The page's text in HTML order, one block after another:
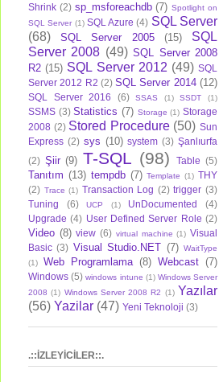
Shrink (2) sp_msforeachdb (7) Spotlight on
SQL Server (1) SQL Azure (4) SQL Server
(68)
SQL Server 2005 (15)
SQL
Server 2008 (49) SQL Server 2008
R2 (15) SQL Server 2012 (49) SQL
Server 2012 R2 (2) SQL Server 2014 (12)
SQL Server 2016 (6) SSAS (1) SSDT (1)
SSMS (3) Statistics (7) Storage (1) Storage
2008 (2) Stored Procedure (50) Sun
Express (2) sys (10) system (3) Şanlıurfa
(2) Şiir (9) T-SQL (98) Table (5)
Tanıtım (13) tempdb (7) Template (1) THY
(2) Trace (1) Transaction Log (2) trigger (3)
Tuning
(6) UCP (1) UnDocumented
(4)
Upgrade (4) User Defined Server Role (2)
Video (8) view (6) virtual machine (1) Visual
Basic (3) Visual Studio.NET (7) WaitType
(1)
Web Programlama (8) Webcast (7)
Windows (5) windows intune (1) Windows Server
2008 (1) Windows Server 2008 R2 (1) Yazılar
(56) Yazilar (47) Yeni Teknoloji (3)
.::İZLEYİCİLER::.